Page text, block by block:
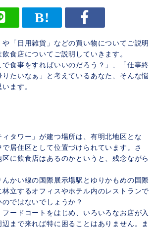
「日用雑貨」などの買い物についてご説明
食店についてご説明していきます。
で食事をすればいいのだろう？」、「仕事終
たいなぁ」と考えているあなた、そんな悩
ます。
ィタワー」が建つ場所は、有明北地区とな
で居住区として位置づけられています。さ
に飲食店はあるのかというと、残念ながら
かい線の国際展示場駅とゆりかもめの国際
林立するオフィスやホテル内のレストランで
ではないでしょうか？
ードコートをはじめ、いろいろなお店が入
まで来れば特に困ることはありません。ま